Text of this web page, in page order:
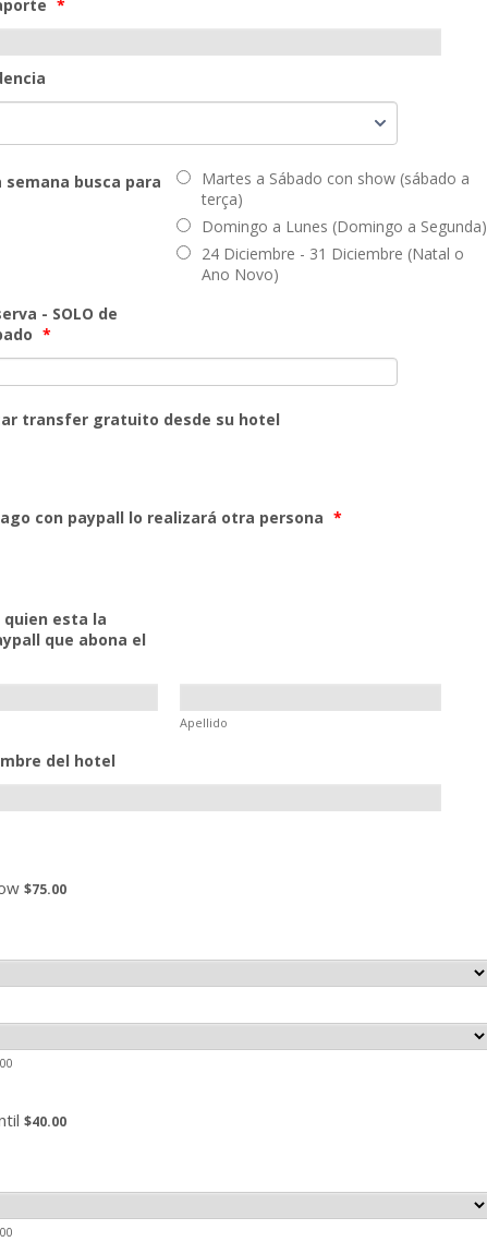
*
semana busca para
Martes a Sábado con show (sábado a
terça)
Domingo a Lunes (Domingo a Segunda)
24 Diciembre - 31 Diciembre (Natal o
Ano Novo)
- SOLO de
*
transfer gratuito desde su hotel
con paypall lo realizará otra persona *
quien esta la
que abona el
Apellido
del hotel
$75.00
$75.00
$40.00
$40.00